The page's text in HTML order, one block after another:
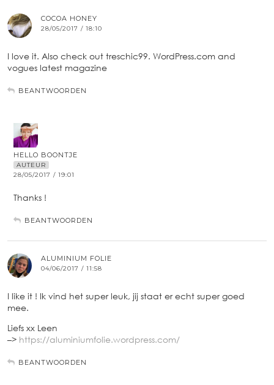
COCOA HONEY
28/05/2017 / 18:10
I love it. Also check out treschic99. WordPress.com and
vogues latest magazine
BEANTWOORDEN
HELLO BOONTJE
AUTEUR
28/05/2017 / 19:01
Thanks !
BEANTWOORDEN
ALUMINIUM FOLIE
04/06/2017 / 11:58
I like it ! Ik vind het super leuk, jij staat er echt super goed
mee.
Liefs xx Leen
–> https://aluminiumfolie.wordpress.com/
BEANTWOORDEN